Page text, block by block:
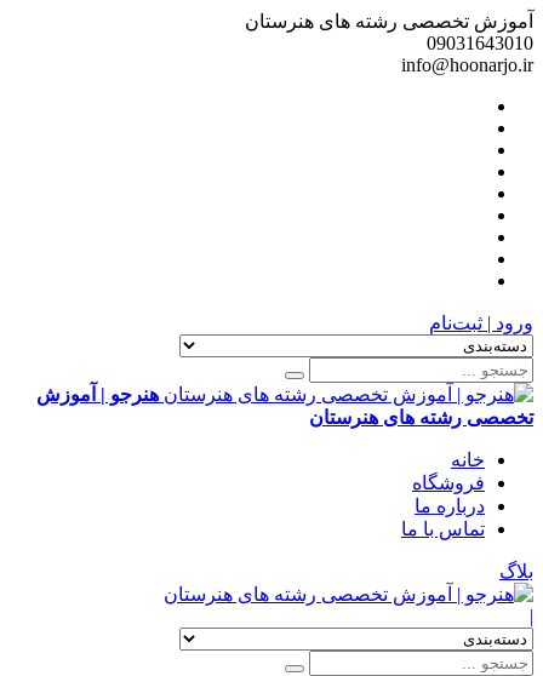
آموزش تخصصی رشته های هنرستان
09031643010
info@hoonarjo.ir
ورود | ثبت‌نام
هنرجو | آموزش
تخصصی رشته های هنرستان
خانه
فروشگاه
درباره ما
تماس با ما
بلاگ
|